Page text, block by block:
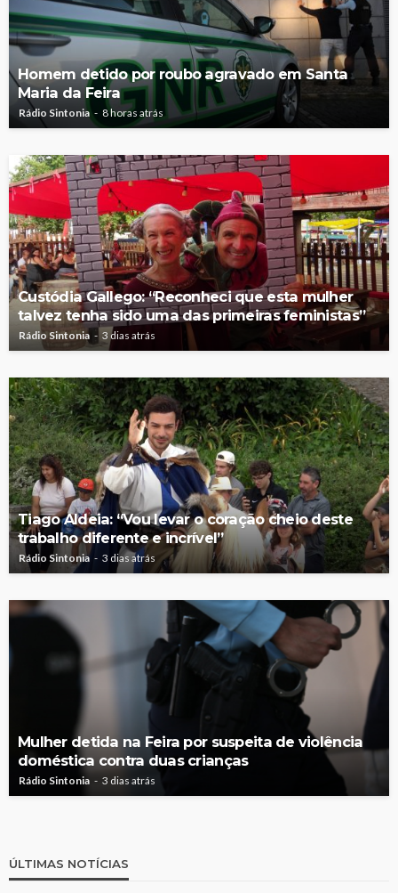
Homem detido por roubo agravado em Santa
Maria da Feira
Rádio Sintonia 8 horas atrás
Custódia Gallego: “Reconheci que esta mulher
talvez tenha sido uma das primeiras feministas”
Rádio Sintonia 3 dias atrás
Tiago Aldeia: “Vou levar o coração cheio deste
trabalho diferente e incrível”
Rádio Sintonia 3 dias atrás
Mulher detida na Feira por suspeita de violência
doméstica contra duas crianças
Rádio Sintonia 3 dias atrás
ÚLTIMAS NOTÍCIAS